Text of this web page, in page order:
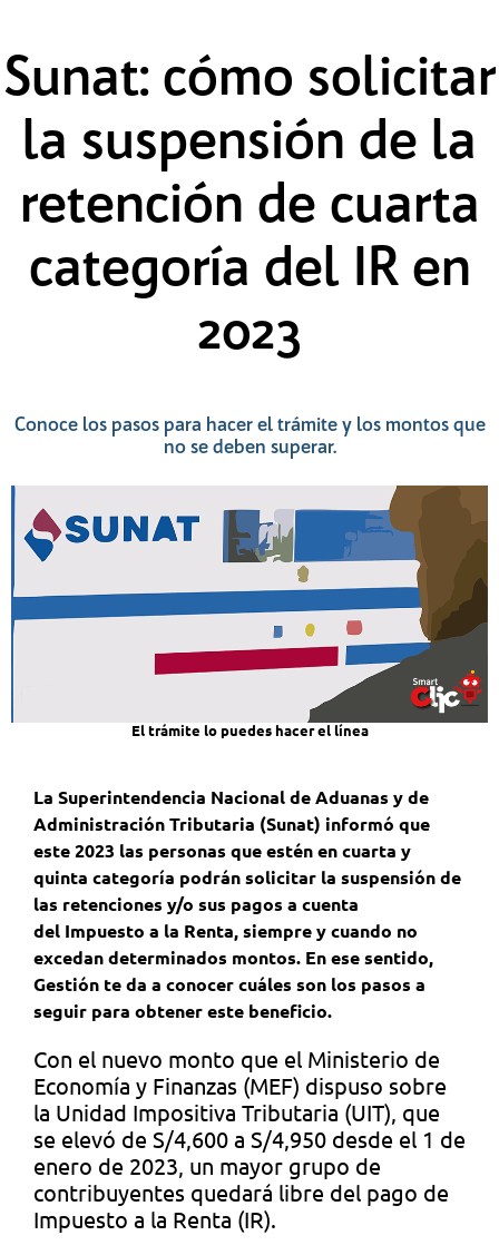
contenido
Sunat: cómo solicitar
la suspensión de la
retención de cuarta
categoría del IR en
2023
Conoce los pasos para hacer el trámite y los montos que
no se deben superar.
El trámite lo puedes hacer el línea
La Superintendencia Nacional de Aduanas y de
Administración Tributaria (Sunat) informó que
este 2023 las personas que estén en cuarta y
quinta categoría podrán solicitar la suspensión de
las retenciones y/o sus pagos a cuenta
del Impuesto a la Renta, siempre y cuando no
excedan determinados montos. En ese sentido,
Gestión te da a conocer cuáles son los pasos a
seguir para obtener este beneficio.
Con el nuevo monto que el Ministerio de
Economía y Finanzas (MEF) dispuso sobre
la Unidad Impositiva Tributaria (UIT), que
se elevó de S/4,600 a S/4,950 desde el 1 de
enero de 2023, un mayor grupo de
contribuyentes quedará libre del pago de
Impuesto a la Renta (IR).